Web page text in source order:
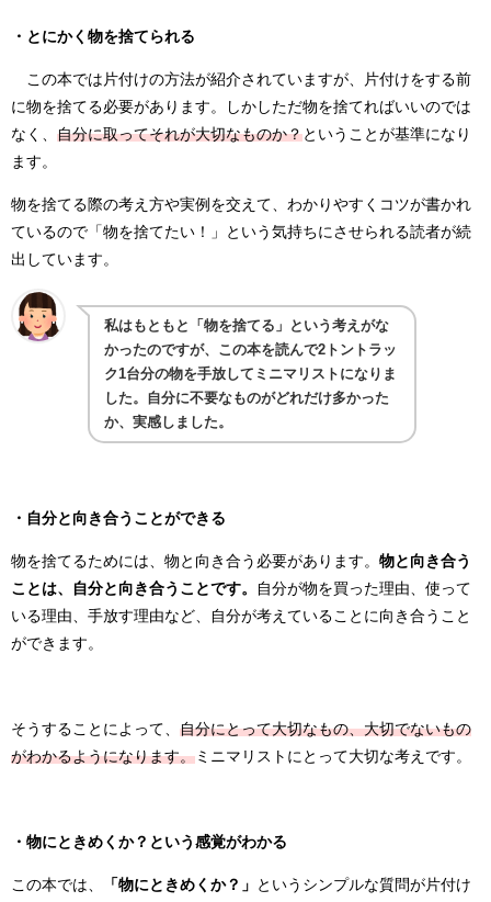
・とにかく物を捨てられる
この本では片付けの方法が紹介されていますが、片付けをする前
に物を捨てる必要があります。しかしただ物を捨てればいいのでは
なく、 自分に取ってそれが大切なものか？ということが基準になり
ます。
物を捨てる際の考え方や実例を交えて、わかりやすくコツが書かれ
ているので「物を捨てたい！」という気持ちにさせられる読者が続
出しています。
私はもともと「物を捨てる」という考えがな
かったのですが、この本を読んで2トントラッ
ク1台分の物を手放してミニマリストになりま
した。自分に不要なものがどれだけ多かった
か、実感しました。
・自分と向き合うことができる
物を捨てるためには、物と向き合う必要があります。 物と向き合う
ことは、自分と向き合うことです。
自分が物を買った理由、使って
いる理由、手放す理由など、自分が考えていることに向き合うこと
ができます。
そうすることによって、 自分にとって大切なもの、大切でないもの
がわかるようになります。 ミニマリストにとって大切な考えです。
・物にときめくか？という感覚がわかる
この本では、 「物にときめくか？」
というシンプルな質問が片付け